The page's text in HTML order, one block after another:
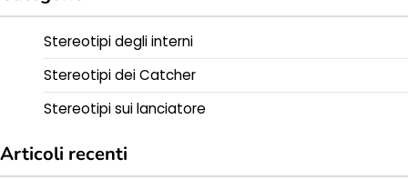
Stereotipi degli interni
Stereotipi dei Catcher
Stereotipi sui lanciatore
Articoli recenti